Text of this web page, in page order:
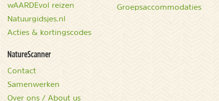
wAARDEvol reizen
Natuurgidsjes.nl
Acties & kortingscodes
Groepsaccommodaties
NatureScanner
Contact
Samenwerken
Over ons / About us